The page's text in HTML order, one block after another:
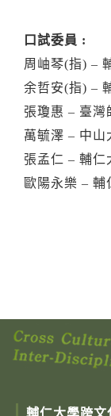
口試委員 :
周岫琴(指) –
余哲安(指) –
張瓊惠 – 臺灣
萬毓澤 – 中山
張孟仁 – 輔仁
歐陽永樂 – 輔
輔仁大學跨文